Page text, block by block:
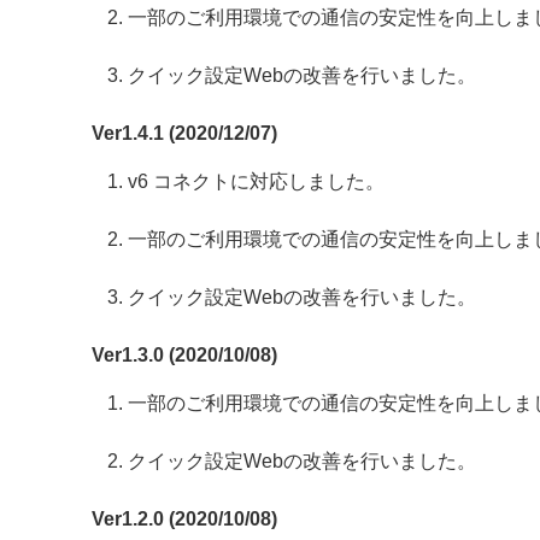
一部のご利用環境での通信の安定性を向上しま
クイック設定Webの改善を行いました。
Ver1.4.1 (2020/12/07)
v6 コネクトに対応しました。
一部のご利用環境での通信の安定性を向上しま
クイック設定Webの改善を行いました。
Ver1.3.0 (2020/10/08)
一部のご利用環境での通信の安定性を向上しま
クイック設定Webの改善を行いました。
Ver1.2.0 (2020/10/08)